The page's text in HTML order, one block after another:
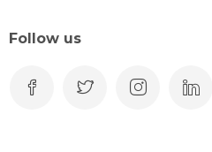
Follow us